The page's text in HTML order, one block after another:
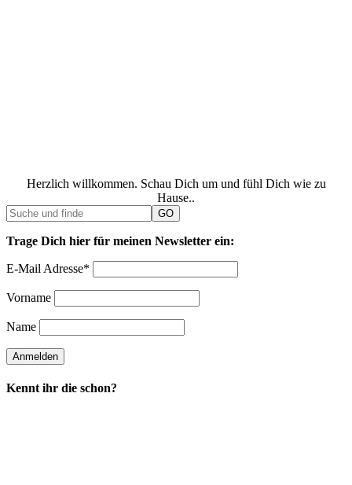
Herzlich willkommen. Schau Dich um und fühl Dich wie zu
Hause..
Trage Dich hier für meinen Newsletter ein:
E-Mail Adresse*
Vorname
Name
Kennt ihr die schon?